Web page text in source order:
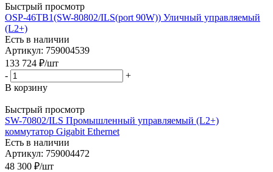
Быстрый просмотр
OSP-46TB1(SW-80802/ILS(port 90W)) Уличный управляемый
(L2+)
Есть в наличии
Артикул: 759004539
133 724 ₽/шт
-
+
В корзину
Быстрый просмотр
SW-70802/ILS Промышленный управляемый (L2+)
коммутатор Gigabit Ethernet
Есть в наличии
Артикул: 759004472
48 300 ₽/шт